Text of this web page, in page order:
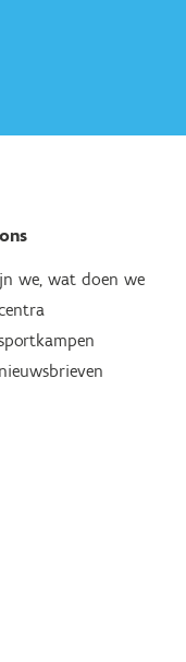
we, wat doen we